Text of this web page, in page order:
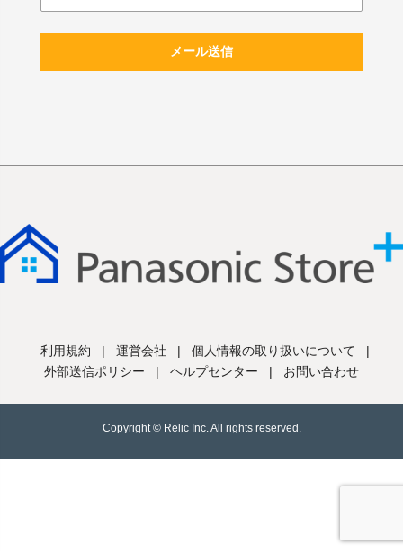
メール送信
利用規約 | 運営会社 | 個人情報の取り扱いについて
|
外部送信ポリシー
| ヘルプセンター | お問い合わせ
Copyright © Relic Inc. All rights reserved.